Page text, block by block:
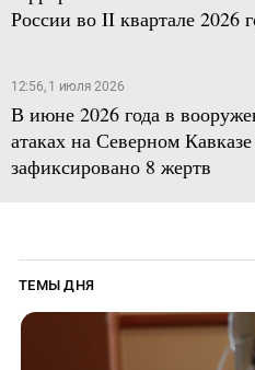
России во II квартале 2026
12:56, 1 июля 2026
В июне 2026 года в
атаках на Северном
зафиксировано 8 жертв
ТЕМЫ ДНЯ